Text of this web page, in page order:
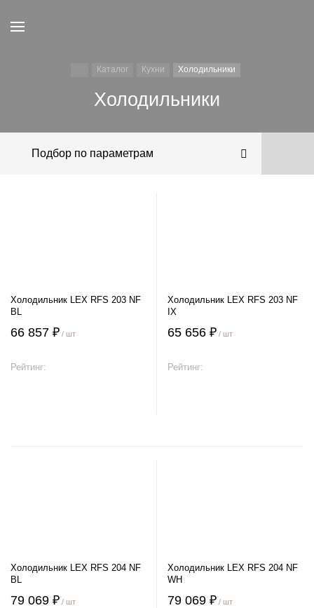
Каталог Кухни Холодильники
Холодильники
Подбор по параметрам
Холодильник LEX RFS 203 NF
BL
66 857 ₽ / шт
Рейтинг:
Холодильник LEX RFS 203 NF
IX
65 656 ₽ / шт
Рейтинг:
Холодильник LEX RFS 204 NF
BL
79 069 ₽ / шт
Холодильник LEX RFS 204 NF
WH
79 069 ₽ / шт